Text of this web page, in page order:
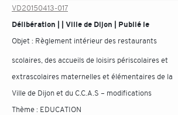
VD20150413-017
Délibération | | Ville de Dijon | Publié le
Objet : Règlement intérieur des restaurants
scolaires, des accueils de loisirs périscolaires et
extrascolaires maternelles et élémentaires de la
Ville de Dijon et du C.C.A.S – modifications
Thème : EDUCATION